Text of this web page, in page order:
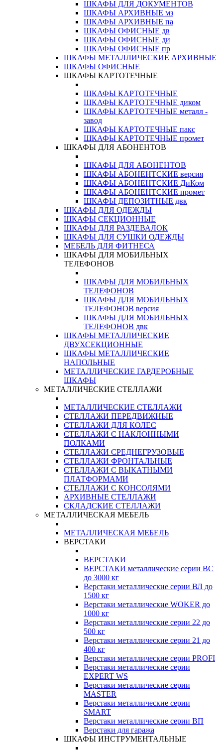
ШКАФЫ ДЛЯ ДОКУМЕНТОВ
ШКАФЫ АРХИВНЫЕ мз
ШКАФЫ АРХИВНЫЕ па
ШКАФЫ ОФИСНЫЕ дв
ШКАФЫ ОФИСНЫЕ ди
ШКАФЫ ОФИСНЫЕ пр
ШКАФЫ МЕТАЛЛИЧЕСКИЕ АРХИВНЫЕ
ШКАФЫ ОФИСНЫЕ
ШКАФЫ КАРТОТЕЧНЫЕ
ШКАФЫ КАРТОТЕЧНЫЕ
ШКАФЫ КАРТОТЕЧНЫЕ диком
ШКАФЫ КАРТОТЕЧНЫЕ металл -
завод
ШКАФЫ КАРТОТЕЧНЫЕ пакс
ШКАФЫ КАРТОТЕЧНЫЕ промет
ШКАФЫ ДЛЯ АБОНЕНТОВ
ШКАФЫ ДЛЯ АБОНЕНТОВ
ШКАФЫ АБОНЕНТСКИЕ версия
ШКАФЫ АБОНЕНТСКИЕ ДиКом
ШКАФЫ АБОНЕНТСКИЕ промет
ШКАФЫ ДЕПОЗИТНЫЕ двк
ШКАФЫ ДЛЯ ОДЕЖДЫ
ШКАФЫ СЕКЦИОННЫЕ
ШКАФЫ ДЛЯ РАЗДЕВАЛОК
ШКАФЫ ДЛЯ СУШКИ ОДЕЖДЫ
МЕБЕЛЬ ДЛЯ ФИТНЕСА
ШКАФЫ ДЛЯ МОБИЛЬНЫХ
ТЕЛЕФОНОВ
ШКАФЫ ДЛЯ МОБИЛЬНЫХ
ТЕЛЕФОНОВ
ШКАФЫ ДЛЯ МОБИЛЬНЫХ
ТЕЛЕФОНОВ версия
ШКАФЫ ДЛЯ МОБИЛЬНЫХ
ТЕЛЕФОНОВ двк
ШКАФЫ МЕТАЛЛИЧЕСКИЕ
ДВУХСЕКЦИОННЫЕ
ШКАФЫ МЕТАЛЛИЧЕСКИЕ
НАПОЛЬНЫЕ
МЕТАЛЛИЧЕСКИЕ ГАРДЕРОБНЫЕ
ШКАФЫ
МЕТАЛЛИЧЕСКИЕ СТЕЛЛАЖИ
МЕТАЛЛИЧЕСКИЕ СТЕЛЛАЖИ
СТЕЛЛАЖИ ПЕРЕДВИЖНЫЕ
СТЕЛЛАЖИ ДЛЯ КОЛЕС
СТЕЛЛАЖИ С НАКЛОННЫМИ
ПОЛКАМИ
СТЕЛЛАЖИ СРЕДНЕГРУЗОВЫЕ
СТЕЛЛАЖИ ФРОНТАЛЬНЫЕ
СТЕЛЛАЖИ С ВЫКАТНЫМИ
ПЛАТФОРМАМИ
СТЕЛЛАЖИ С КОНСОЛЯМИ
АРХИВНЫЕ СТЕЛЛАЖИ
СКЛАДСКИЕ СТЕЛЛАЖИ
МЕТАЛЛИЧЕСКАЯ МЕБЕЛЬ
МЕТАЛЛИЧЕСКАЯ МЕБЕЛЬ
ВЕРСТАКИ
ВЕРСТАКИ
ВЕРСТАКИ металлические серии ВС
до 3000 кг
Верстаки металлические серии ВЛ до
1500 кг
Верстаки металлические WOKER до
1000 кг
Верстаки металлические серии 22 до
500 кг
Верстаки металлические серии 21 до
400 кг
Верстаки металлические серии PROFI
Верстаки металлические серии
EXPERT WS
Верстаки металлические серии
MASTER
Верстаки металлические серии
SMART
Верстаки металлические серии ВП
Верстаки для гаража
ШКАФЫ ИНСТРУМЕНТАЛЬНЫЕ